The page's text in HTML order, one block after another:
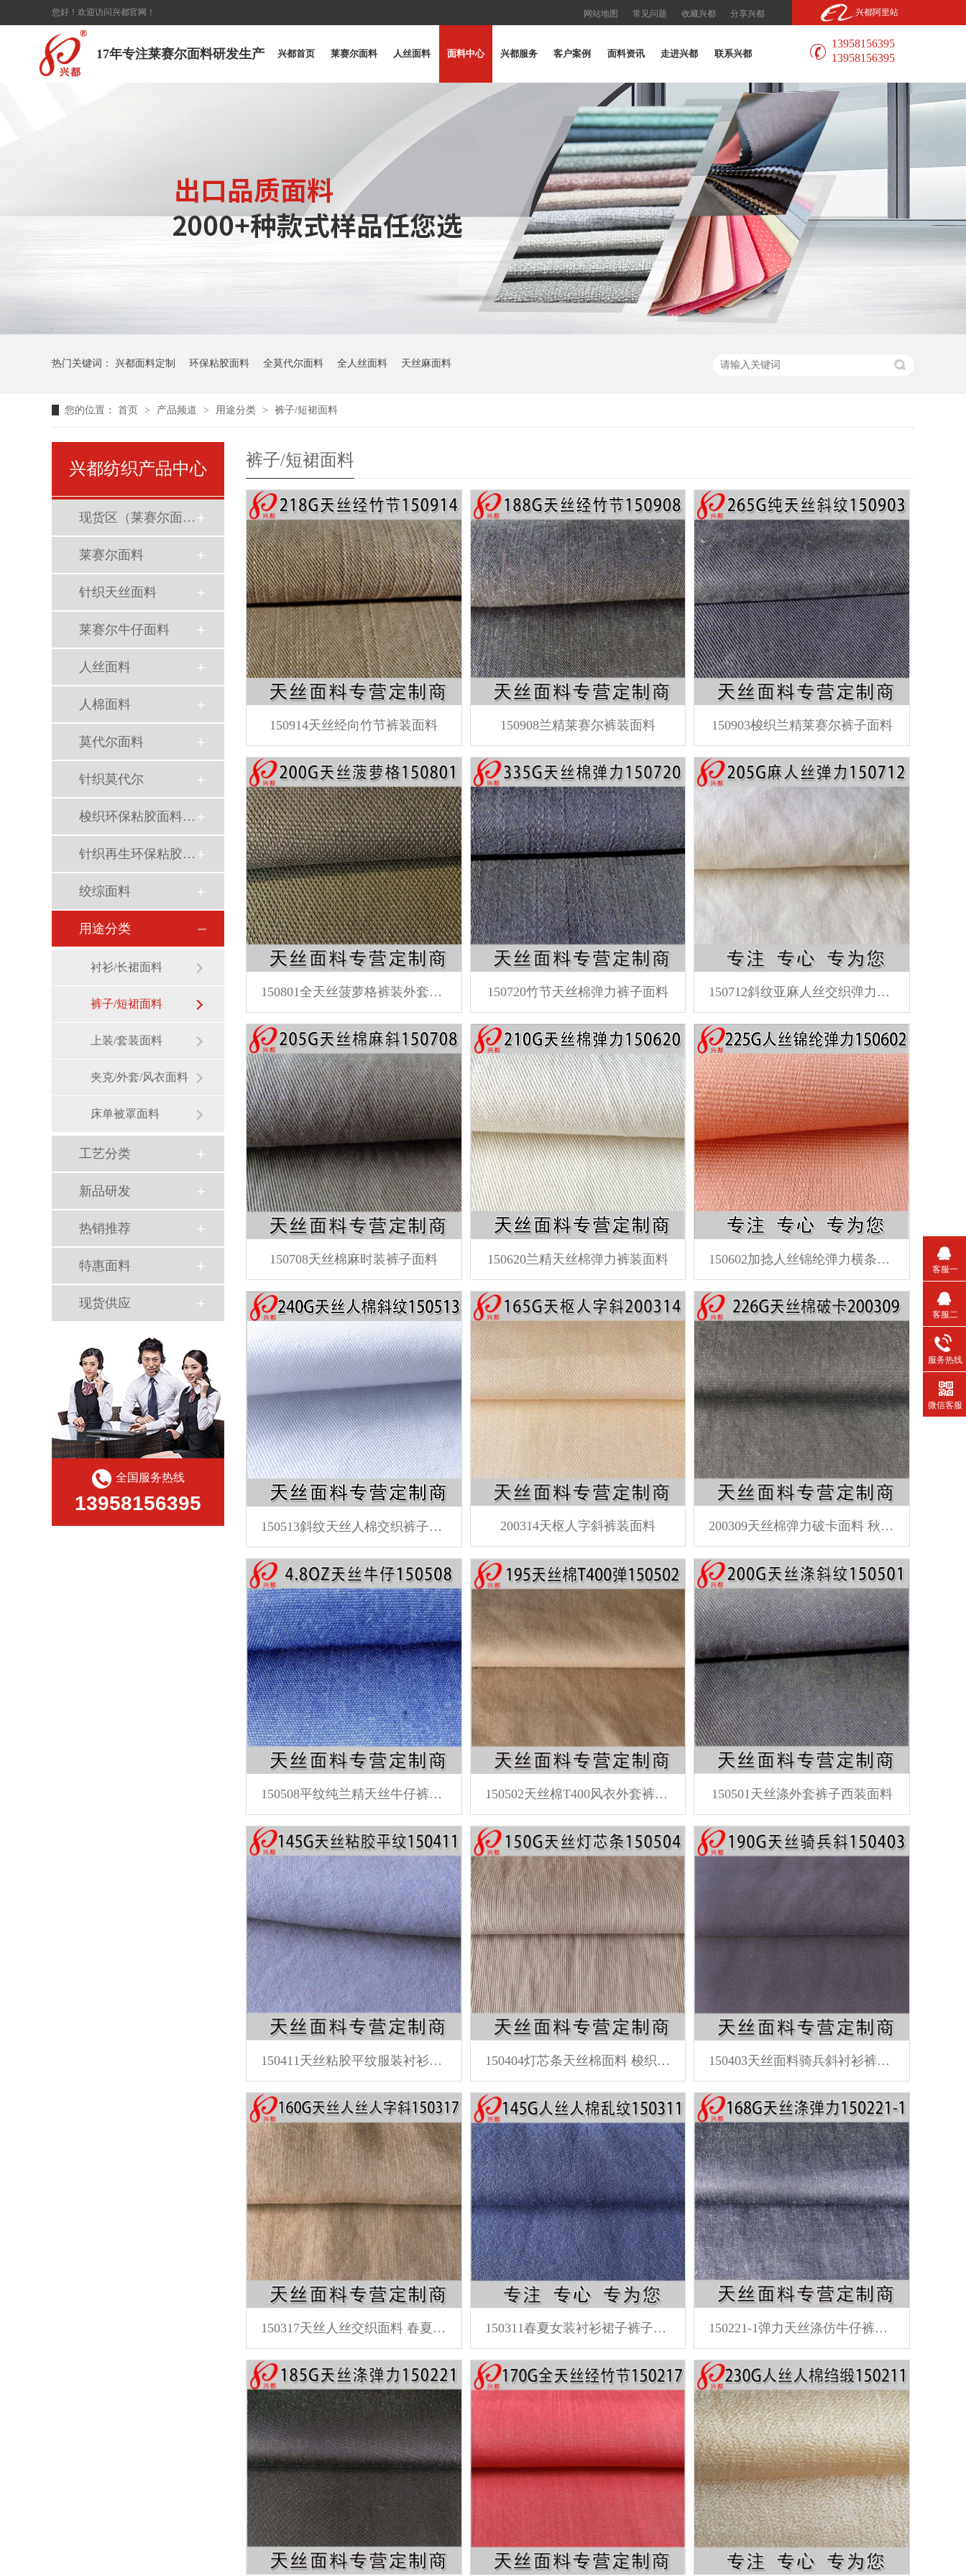
兴都阿里站
您好！欢迎访问兴都官网！ 网站地图 常见问题 收藏兴都 分享兴都
17年专注莱赛尔面料研发生产 兴都首页 莱赛尔面料 人丝面料 面料中心 兴都服务 客户案例 面料资讯 走进兴都 联系兴都
13958156395
13958156395
热门关键词： 兴都面料定制 环保粘胶面料 全莫代尔面料 全人丝面料 天丝麻面料
您的位置： 首页 > 产品频道 > 用途分类 > 裤子/短裙面料
裤子/短裙面料
150914天丝经向竹节裤装面料 150908兰精莱赛尔裤装面料 150903梭织兰精莱赛尔裤子面料
150801全天丝菠萝格裤装外套面料 150720竹节天丝棉弹力裤子面料 150712斜纹亚麻人丝交织弹力裤子面料
150708天丝棉麻时装裤子面料 150620兰精天丝棉弹力裤装面料 150602加捻人丝锦纶弹力横条外套裤子面料
150513斜纹天丝人棉交织裤子用布 200314天枢人字斜裤装面料 200309天丝棉弹力破卡面料 秋冬外套裤装面料
150508平纹纯兰精天丝牛仔裤面料 150502天丝棉T400风衣外套裤子面料 150501天丝涤外套裤子西装面料
150411天丝粘胶平纹服装衬衫裤子面料 150404灯芯条天丝棉面料 梭织女装百福条裤子面料 150403天丝面料骑兵斜衬衫裤子风衣面料
150317天丝人丝交织面料 春夏衬衫裤子面料 150311春夏女装衬衫裙子裤子粘胶乱纹面料 150221-1弹力天丝涤仿牛仔裤子外套面料
兴都纺织产品中心
现货区（莱赛尔面料）
莱赛尔面料
针织天丝面料
莱赛尔牛仔面料
人丝面料
人棉面料
莫代尔面料
针织莫代尔
梭织环保粘胶面料（Ecovero）
针织再生环保粘胶面料
绞综面料
用途分类
衬衫/长裙面料
裤子/短裙面料
上装/套装面料
夹克/外套/风衣面料
床单被罩面料
工艺分类
新品研发
热销推荐
特惠面料
现货供应
全国服务热线
13958156395
客服一
客服二
服务热线
微信客服